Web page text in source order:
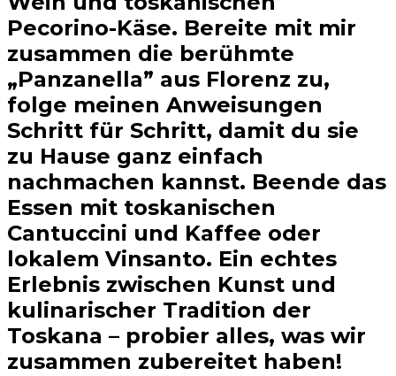
Pecorino-Käse. Bereite mit mir
zusammen die berühmte
„Panzanella” aus Florenz zu,
folge meinen Anweisungen
Schritt für Schritt, damit du sie
zu Hause ganz einfach
nachmachen kannst. Beende das
Essen mit toskanischen
Cantuccini und Kaffee oder
lokalem Vinsanto. Ein echtes
Erlebnis zwischen Kunst und
kulinarischer Tradition der
Toskana – probier alles, was wir
zusammen zubereitet haben!